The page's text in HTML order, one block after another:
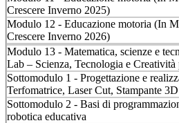
Crescere Inverno 2025)
Modulo 12 - Educazione motoria (In
Crescere Inverno 2026)
Modulo 13 - Matematica, scienze e
Lab – Scienza, Tecnologia e
Sottomodulo 1 - Progettazione e
Terfomatrice, Laser Cut, Stampante 3D
Sottomodulo 2 - Basi di
robotica educativa